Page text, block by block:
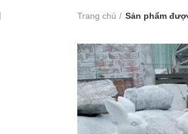
Trang chủ Sản phẩm